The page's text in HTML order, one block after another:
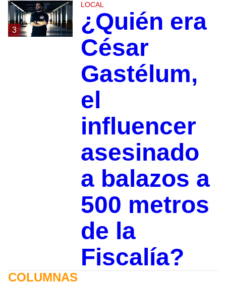
3
LOCAL
¿Quién era
César
Gastélum,
el
influencer
asesinado
a balazos a
500 metros
de la
Fiscalía?
COLUMNAS